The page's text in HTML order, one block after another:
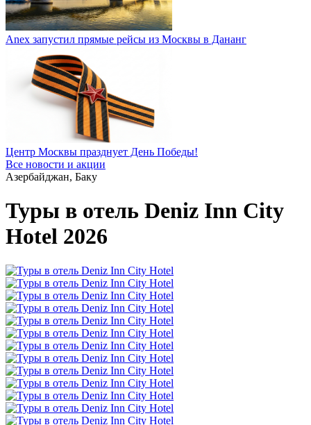
Anex запустил прямые рейсы из Москвы в Дананг
Центр Москвы празднует День Победы!
Все новости и акции
Азербайджан, Баку
Туры в отель Deniz Inn City
Hotel 2026